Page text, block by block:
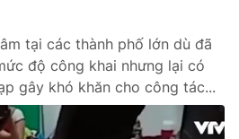
tại các thành phố lớn dù đã
độ công khai nhưng lại có
gây khó khăn cho công tác...